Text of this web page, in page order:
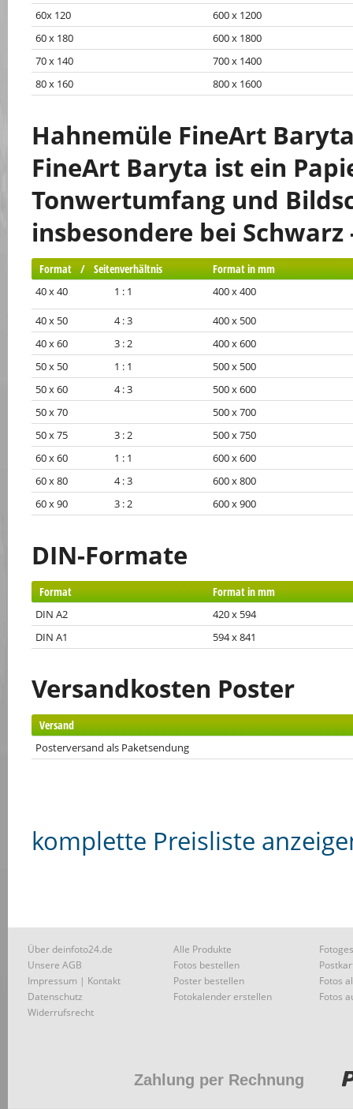
60x 120
600 x 1200
60 x 180
600 x 1800
70 x 140
700 x 1400
80 x 160
800 x 1600
Hahnemüle FineArt
FineArt Baryta ist ein
Tonwertumfang und
insbesondere bei Schwarz
Format / Seitenverhältnis Format in mm
40 x 40 1 : 1 400 x 400
40 x 50 4 : 3
400 x 500
40 x 60 3 : 2
400 x 600
50 x 50 1 : 1
500 x 500
50 x 60 4 : 3
500 x 600
50 x 70
500 x 700
50 x 75 3 : 2
500 x 750
60 x 60 1 : 1
600 x 600
60 x 80 4 : 3
600 x 800
60 x 90 3 : 2
600 x 900
DIN-Formate
Format Format in mm
DIN A2
420 x 594
DIN A1
594 x 841
Versandkosten Poster
Versand
Posterversand als Paketsendung
komplette Preisliste
Über deinfoto24.de
Unsere AGB
Impressum | Kontakt
Datenschutz
Widerrufsrecht
Alle Produkte
Fotos bestellen
Poster bestellen
Fotokalender erstellen
Fotos
Fotos
Zahlung per Rechnung